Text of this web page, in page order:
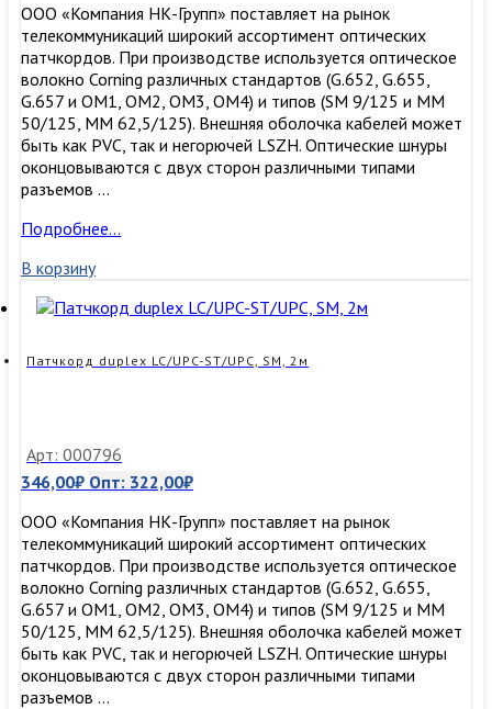
ООО «Компания НК-Групп» поставляет на рынок
телекоммуникаций широкий ассортимент оптических
патчкордов. При производстве используется оптическое
волокно Corning различных стандартов (G.652, G.655,
G.657 и OM1, OM2, OM3, ОМ4) и типов (SM 9/125 и MM
50/125, MM 62,5/125). Внешняя оболочка кабелей может
быть как PVC, так и негорючей LSZH. Оптические шнуры
оконцовываются с двух сторон различными типами
разъемов …
Патчкорд
LC/UPC-
ST/UPC,
SM,
Подробнее…
В корзину
Патчкорд duplex LC/UPC-ST/UPC, SM, 2м
Арт: 000796
346,00₽ Опт: 322,00₽
ООО «Компания НК-Групп» поставляет на рынок
телекоммуникаций широкий ассортимент оптических
патчкордов. При производстве используется оптическое
волокно Corning различных стандартов (G.652, G.655,
G.657 и OM1, OM2, OM3, ОМ4) и типов (SM 9/125 и MM
50/125, MM 62,5/125). Внешняя оболочка кабелей может
быть как PVC, так и негорючей LSZH. Оптические шнуры
оконцовываются с двух сторон различными типами
разъемов …